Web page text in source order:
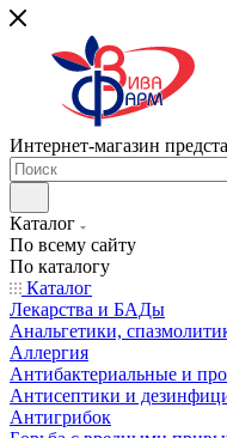
Интернет-магазин
Каталог
По всему сайту
По каталогу
Каталог
Лекарства и БАДы
Анальгетики,
Аллергия
Антибактериальные и
Антисептики и
Антигрибок